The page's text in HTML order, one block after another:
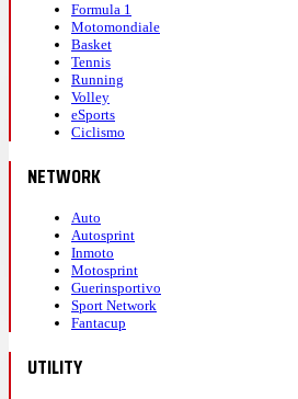
Formula 1
Motomondiale
Basket
Tennis
Running
Volley
eSports
Ciclismo
NETWORK
Auto
Autosprint
Inmoto
Motosprint
Guerinsportivo
Sport Network
Fantacup
UTILITY